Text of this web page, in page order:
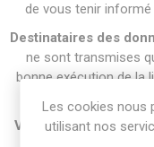
de vous tenir
Destinataires des
ne sont transmises
bonne exécution de la
Vos droitsVous
Les cookies nous
utilisant nos